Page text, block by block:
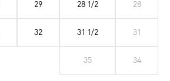
28
28 1/2
29
31
31 1/2
32
34
35